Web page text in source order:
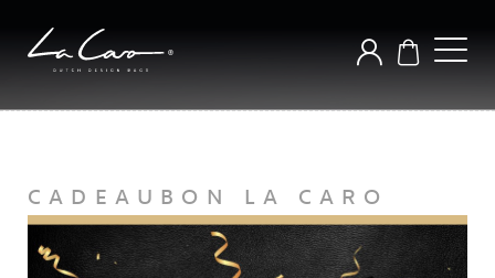
CADEAUBON LA CARO